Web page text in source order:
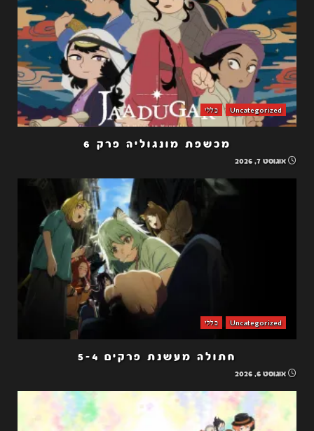
Uncategorized כללי
מכשפת מונגוליה פרק 6
אוגוסט 7, 2026
Uncategorized כללי
חתולה מעשנת פרקים 5-4
אוגוסט 6, 2026